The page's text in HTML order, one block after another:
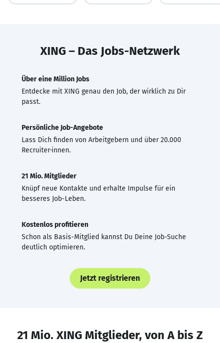
XING – Das Jobs-Netzwerk
Über eine Million Jobs
Entdecke mit XING genau den Job, der wirklich zu Dir
passt.
Persönliche Job-Angebote
Lass Dich finden von Arbeitgebern und über 20.000
Recruiter·innen.
21 Mio. Mitglieder
Knüpf neue Kontakte und erhalte Impulse für ein
besseres Job-Leben.
Kostenlos profitieren
Schon als Basis-Mitglied kannst Du Deine Job-Suche
deutlich optimieren.
Jetzt registrieren
21 Mio. XING Mitglieder, von A bis Z